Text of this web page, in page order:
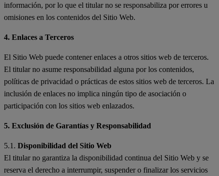
información, por lo que el titular no se responsabiliza por errores u
omisiones en los contenidos del Sitio Web.
4. Enlaces a Terceros
El Sitio Web puede contener enlaces a otros sitios web de terceros.
El titular no asume responsabilidad alguna por los contenidos,
políticas de privacidad o prácticas de estos sitios web de terceros. La
inclusión de enlaces no implica ningún tipo de asociación o
participación con los sitios web enlazados.
5. Exclusión de Garantías y Responsabilidad
5.1. Disponibilidad del Sitio Web
El titular no garantiza la disponibilidad continua del Sitio Web y se
reserva el derecho a interrumpir, suspender o finalizar los servicios